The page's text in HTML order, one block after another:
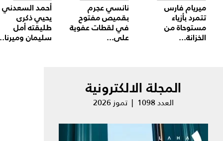
ميريام فارس
تتمرد بأزياء
مستوحاة من
الخزانة...
نانسي عجرم
بقميص مفتوح
في لقطات عفوية
على...
أحمد السعدني
يحيي ذكرى
طليقته أمل
سليمان
المجلة الالكترونية
العدد 1098 | تموز 2026